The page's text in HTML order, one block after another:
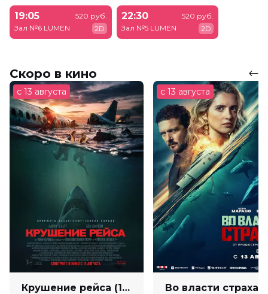
19:05
Зал №6 LUMEN
520 руб.
2D
22:30
Зал №5 LUMEN
520 руб.
2D
Скоро в кино
с 13 августа
Крушение рейса (18+)
с 13 августа